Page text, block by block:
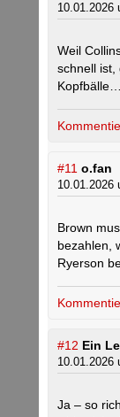
10.01.2026
Weil
schnell ist,
Kopfbälle…
#11 o.fan
10.01.2026
Brown
bezahlen,
Ryerson
#12 Ein
10.01.2026
Ja – so